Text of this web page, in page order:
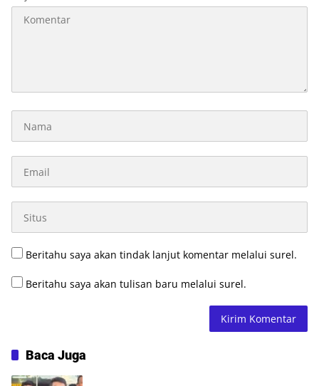
Beritahu saya akan tindak lanjut komentar melalui surel.
Beritahu saya akan tulisan baru melalui surel.
Baca Juga